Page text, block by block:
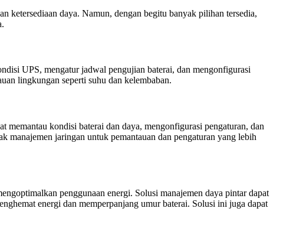
ketersediaan daya. Namun, dengan begitu banyak pilihan tersedia,
UPS, mengatur jadwal pengujian baterai, dan mengonfigurasi
lingkungan seperti suhu dan kelembaban.
memantau kondisi baterai dan daya, mengonfigurasi pengaturan, dan
manajemen jaringan untuk pemantauan dan pengaturan yang lebih
penggunaan energi. Solusi manajemen daya pintar dapat
energi dan memperpanjang umur baterai. Solusi ini juga dapat